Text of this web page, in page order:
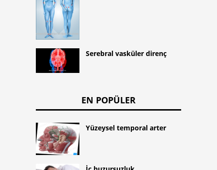
Serebral vasküler direnç
EN POPÜLER
Yüzeysel temporal arter